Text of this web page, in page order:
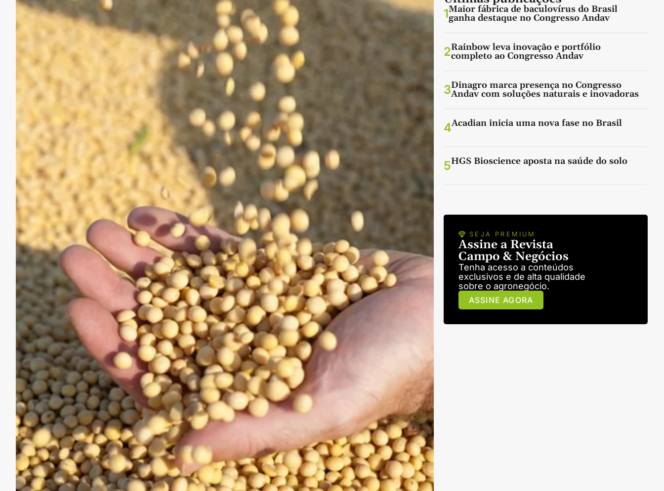
1Maior fábrica de baculovírus do Brasil
ganha destaque no Congresso Andav
2Rainbow leva inovação e portfólio
completo ao Congresso Andav
3Dinagro marca presença no Congresso
Andav com soluções naturais e inovadoras
4Acadian inicia uma nova fase no Brasil
5HGS Bioscience aposta na saúde do solo
SEJA PREMIUM
Assine a Revista
Campo & Negócios
Tenha acesso a conteúdos
exclusivos e de alta qualidade
sobre o agronegócio.
ASSINE AGORA